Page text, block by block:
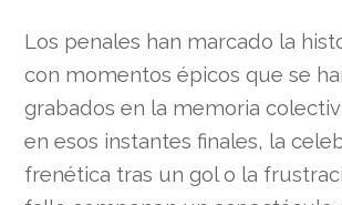
Los penales han marcado la
con momentos épicos que se
grabados en la memoria
en esos instantes finales, la
frenética tras un gol o la